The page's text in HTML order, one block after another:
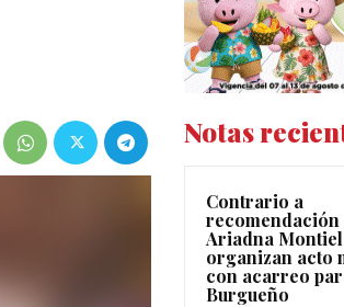
Notas
Contrario a
recomendación
Ariadna
organizan acto
con acarreo
Burgueño